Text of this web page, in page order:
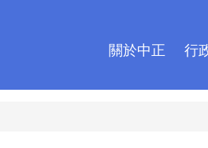
關於中正 行